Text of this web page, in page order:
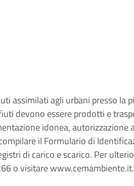
assimilati agli urbani presso la
devono essere prodotti e
idonea, autorizzazione
il Formulario di
di carico e scarico. Per
o visitare www.cemambiente.it.